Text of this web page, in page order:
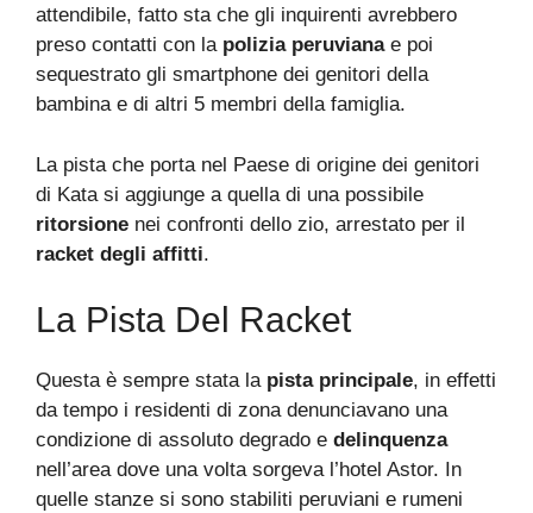
attendibile, fatto sta che gli inquirenti avrebbero
preso contatti con la polizia peruvianae poi
sequestrato gli smartphone dei genitori della
bambina e di altri 5 membri della famiglia.
La pista che porta nel Paese di origine dei genitori
di Kata si aggiunge a quella di una possibile
ritorsione nei confronti dello zio, arrestato per il
racket degli affitti.
La Pista Del Racket
Questa è sempre stata la pista principale, in effetti
da tempo i residenti di zona denunciavano una
condizione di assoluto degrado e delinquenza
nell’area dove una volta sorgeva l’hotel Astor. In
quelle stanze si sono stabiliti peruviani e rumeni